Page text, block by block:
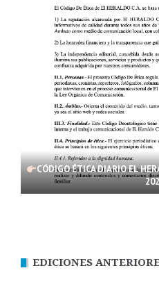
CÓDIGO ÉTICA DIARIO EL
EDICIONES